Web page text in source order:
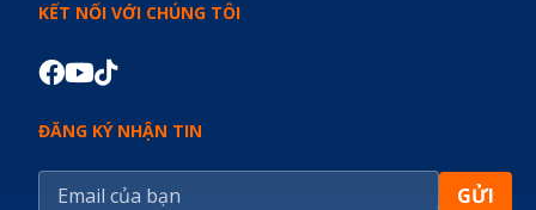
KẾT NỐI VỚI CHÚNG TÔI
ĐĂNG KÝ NHẬN TIN
GỬI